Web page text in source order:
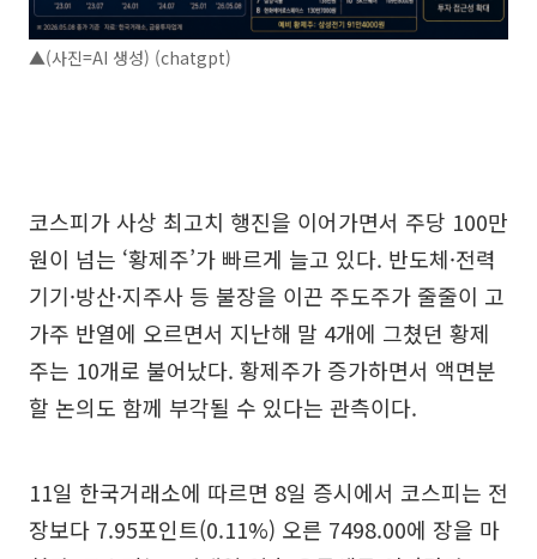
▲(사진=AI 생성) (chatgpt)
코스피가 사상 최고치 행진을 이어가면서 주당 100만
원이 넘는 ‘황제주’가 빠르게 늘고 있다. 반도체·전력
기기·방산·지주사 등 불장을 이끈 주도주가 줄줄이 고
가주 반열에 오르면서 지난해 말 4개에 그쳤던 황제
주는 10개로 불어났다. 황제주가 증가하면서 액면분
할 논의도 함께 부각될 수 있다는 관측이다.
11일 한국거래소에 따르면 8일 증시에서 코스피는 전
장보다 7.95포인트(0.11%) 오른 7498.00에 장을 마